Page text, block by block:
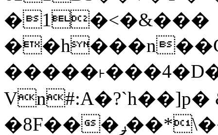
�1�<�&���
Vn#:A�?`h��]p�
�8F���ݛ��*\��U��S